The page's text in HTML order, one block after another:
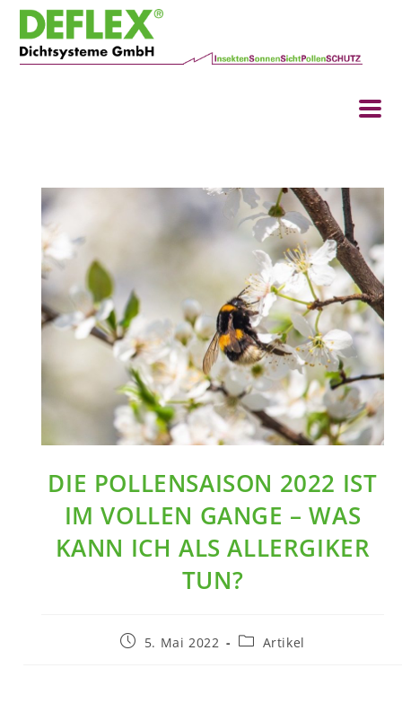
DIE POLLENSAISON 2022 IST
IM VOLLEN GANGE – WAS
KANN ICH ALS ALLERGIKER
TUN?
5. Mai 2022 Artikel